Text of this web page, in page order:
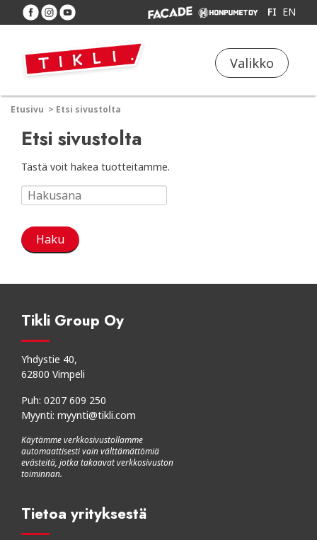
FI EN
Valikko
Etusivu > Etsi sivustolta
Etsi sivustolta
Tästä voit hakea tuotteitamme.
Haku
Tikli Group Oy
Yhdystie 40,
62800 Vimpeli
Puh: 0207 609 250
Myynti: myynti@tikli.com
Käytämme verkkosivustollamme
automaattisesti vain välttämättömiä
evästeitä, jotka takaavat verkkosivuston
toiminnan.
Tietoa yrityksestä